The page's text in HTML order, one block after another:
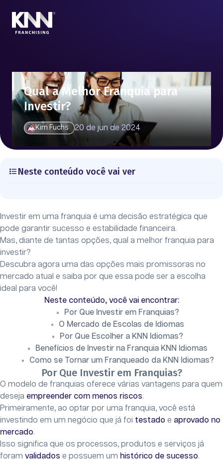
Qual a Melhor Franquia para
Investir?
Kim Fuchs 20 de jun de 2024
Neste conteúdo você vai ver
Investir em uma franquia é uma decisão estratégica que
pode garantir sucesso e estabilidade financeira.
Mas, diante de tantas opções, qual a melhor franquia para
investir?
Descubra agora uma das opções mais promissoras no
mercado atual e saiba por que essa pode ser a escolha
ideal para você!
Neste conteúdo, você vai encontrar:
Por Que Investir em Franquias?
O Mercado de Escolas de Idiomas
Por Que Escolher a KNN Idiomas?
Benefícios de Investir na Franquia KNN Idiomas
Como se Tornar um Franqueado da KNN Idiomas?
Por Que Investir em Franquias?
O modelo de franquias oferece várias vantagens para quem
deseja empreender com menos riscos.
Primeiramente, ao optar por uma franquia, você está
investindo em um negócio que já foi testado e aprovado no
mercado.
Isso significa que os processos, produtos e serviços já
foram validados e possuem um histórico de sucesso.